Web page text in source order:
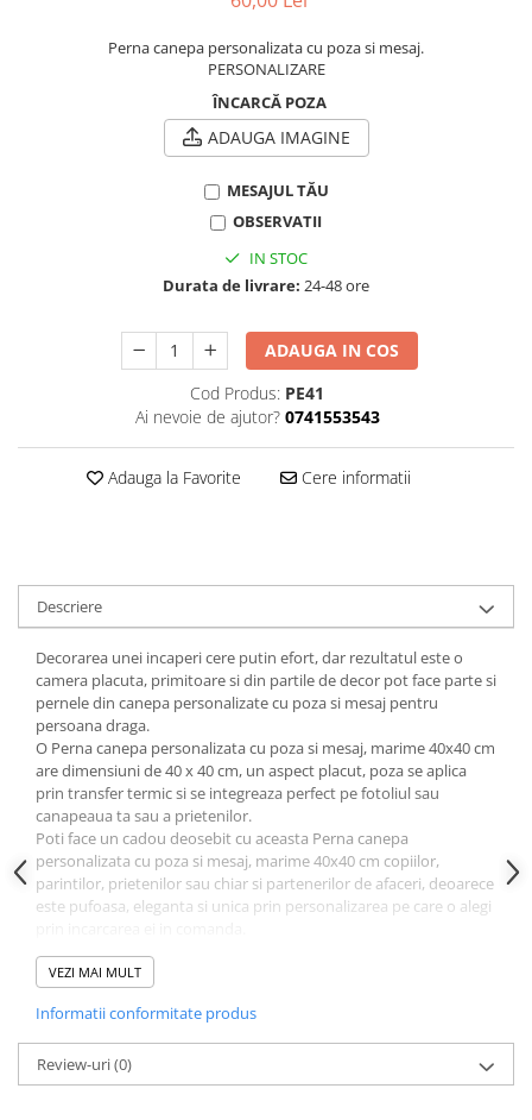
Rame foto personalizate
Tavita de mot
Pahare personalizate
Perna canepa personalizata cu poza si mesaj.
PERSONALIZARE
ÎNCARCĂ POZA
ADAUGA IMAGINE
MESAJUL TĂU
OBSERVATII
IN STOC
Durata de livrare: 24-48 ore
ADAUGA IN COS
Cod Produs: PE41
Ai nevoie de ajutor? 0741553543
Adauga la Favorite Cere informatii
Descriere
Decorarea unei incaperi cere putin efort, dar rezultatul este o
camera placuta, primitoare si din partile de decor pot face parte si
pernele din canepa personalizate cu poza si mesaj pentru
persoana draga.
O Perna canepa personalizata cu poza si mesaj, marime 40x40 cm
are dimensiuni de 40 x 40 cm, un aspect placut, poza se aplica
prin transfer termic si se integreaza perfect pe fotoliul sau
canapeaua ta sau a prietenilor.
Poti face un cadou deosebit cu aceasta Perna canepa
personalizata cu poza si mesaj, marime 40x40 cm copiilor,
parintilor, prietenilor sau chiar si partenerilor de afaceri, deoarece
este pufoasa, eleganta si unica prin personalizarea pe care o alegi
Perna canepa personalizata cu poza si mesaj, marime 40x40 cm
se poate personaliza pe ambele fete, aducand un mare avantaj
Husa are o culoare putin galbuie, un fermoar in partea de jos si
umplutura, are proprietati antialergice si antifungice, iar
compozitia ii da o durabilitate in timp foarte ridicata.
Perna canepa personalizata cu poza si mesaj, marime 40x40 cm
VEZI MAI MULT
Informatii conformitate produs
Review-uri(0)